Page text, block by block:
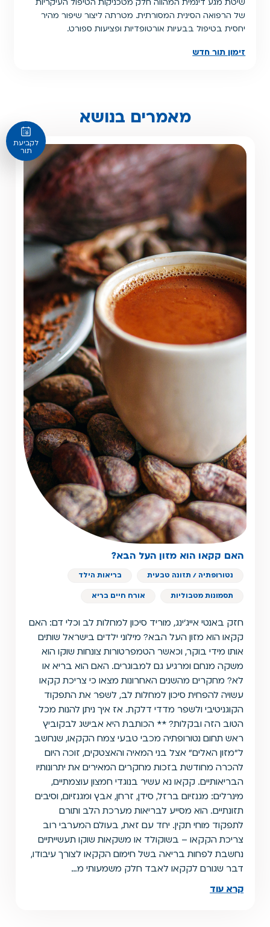
לקביעת
תור
שיטת מגע דינמית המהווה חלק מטכניקות הטיפול העיקריות
של הרפואה הסינית המסורתית. מטרתה ליצור שיפור מהיר
יחסית בטיפול בבעיות אורטופדיות ופציעות ספורט.
זימון תור חדש
מאמרים בנושא
האם קקאו הוא מזון העל הבא?
נטורופתיה / תזונה טבעית בריאות הילד
תסמונות מטבוליות אורח חיים בריא
חזק באנטי אייג'ינג, מוריד סיכון למחלות לב וכלי דם: האם
קקאו הוא מזון העל הבא? מילוני ילדים בישראל שותים
אותו מידי בוקר, וכאשר הטמפרטורות צונחות שוקו הוא
משקה מנחם ומרגיע גם למבוגרים. האם הוא בריא או
לא? מחקרים מהשנים האחרונות מצאו כי צריכת קקאו
עשויה להפחית סיכון למחלות לב, לשפר את התפקוד
הקוגניטיבי ולשפר מדדי דלקת. אז איך ניתן להנות מכל
הטוב הזה ובקלות? ** הכותבת היא אבישג לבקוביץ
ראש תחום נטורופתיה מכבי טבעי צמח הקקאו, שנחשב
ל"מזון האלים" אצל בני המאיה והאצטקים, זוכה היום
להכרה מחודשת בזכות מחקרים המאירים את יתרונותיו
הבריאותיים. קקאו נא עשיר בנוגדי חמצון עוצמתיים,
מינרלים: מגנזיום ברזל, סידן, זרחן, אבץ ומגנזיום, וסיבים
תזונתיים. הוא מסייע לבריאות מערכת הלב ותורם
לתפקוד מוחי תקין. יחד עם זאת, בעולם המערבי רוב
צריכת הקקאו – בשוקולד או משקאות שוקו תעשייתיים
נחשבת לפחות בריאה בשל חימום הקקאו לצורך עיבודו,
דבר שגורם לקקאו לאבד חלק משמעותי מ…
קרא עוד